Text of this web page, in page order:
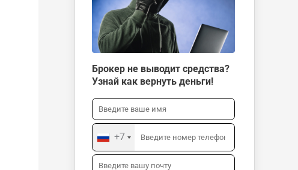
Брокер не выводит средства?
Узнай как вернуть деньги!
+7